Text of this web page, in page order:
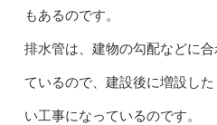
もあるのです。
排水管は、建物の勾配などに
ているので、建設後に増設し
い工事になっているのです。